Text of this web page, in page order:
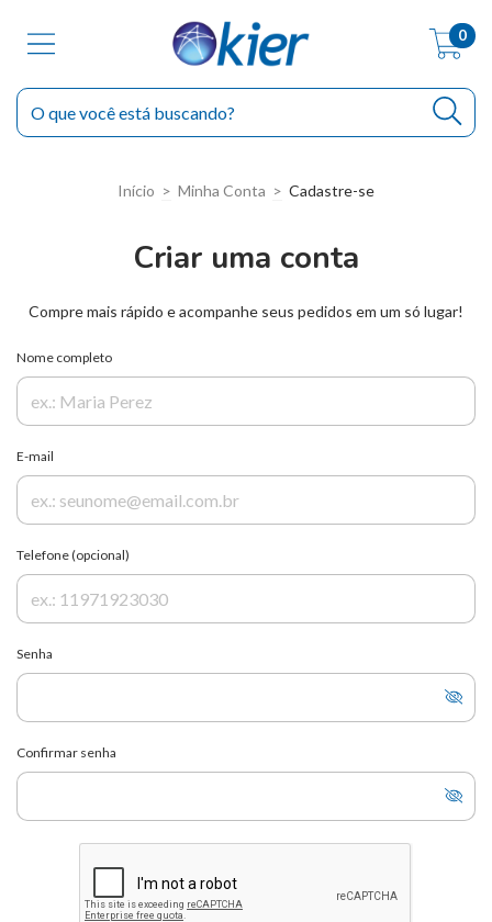
0
Início > Minha Conta > Cadastre-se
Criar uma conta
Compre mais rápido e acompanhe seus pedidos em um só lugar!
Nome completo
E-mail
Telefone (opcional)
Senha
Confirmar senha